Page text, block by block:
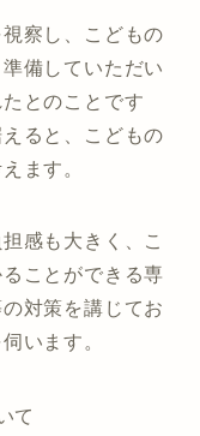
察し、こどもの
備していただい
とのことです
ると、こどもの
ます。
感も大きく、こ
ことができる専
対策を講じてお
います。
て